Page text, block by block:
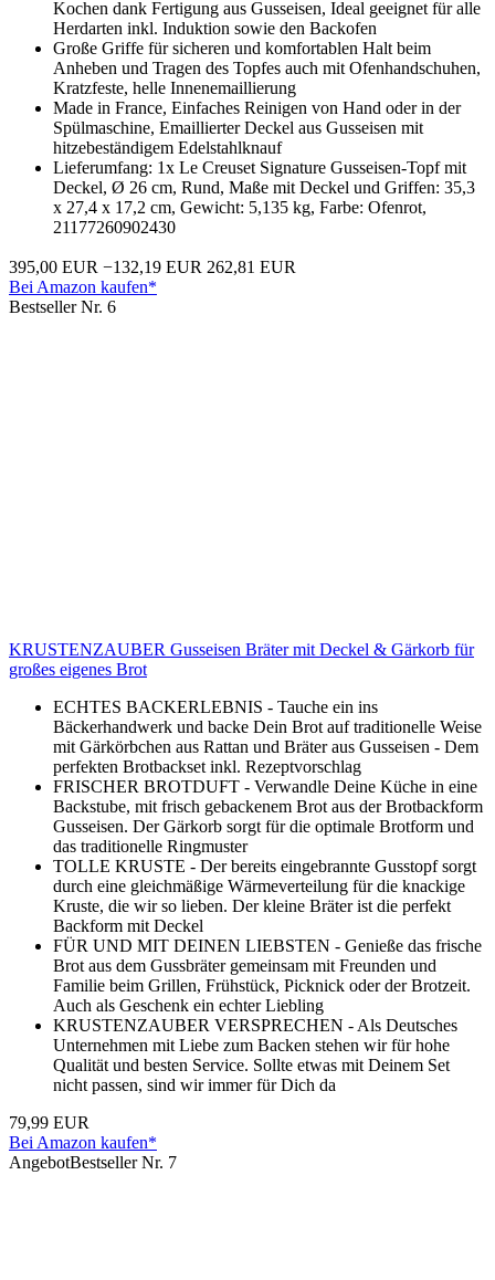
Kochen dank Fertigung aus Gusseisen, Ideal geeignet für alle
Herdarten inkl. Induktion sowie den Backofen
Große Griffe für sicheren und komfortablen Halt beim
Anheben und Tragen des Topfes auch mit Ofenhandschuhen,
Kratzfeste, helle Innenemaillierung
Made in France, Einfaches Reinigen von Hand oder in der
Spülmaschine, Emaillierter Deckel aus Gusseisen mit
hitzebeständigem Edelstahlknauf
Lieferumfang: 1x Le Creuset Signature Gusseisen-Topf mit
Deckel, Ø 26 cm, Rund, Maße mit Deckel und Griffen: 35,3
x 27,4 x 17,2 cm, Gewicht: 5,135 kg, Farbe: Ofenrot,
21177260902430
395,00 EUR −132,19 EUR 262,81 EUR
Bei Amazon kaufen*
Bestseller Nr. 6
KRUSTENZAUBER Gusseisen Bräter mit Deckel & Gärkorb für
großes eigenes Brot
ECHTES BACKERLEBNIS - Tauche ein ins
Bäckerhandwerk und backe Dein Brot auf traditionelle Weise
mit Gärkörbchen aus Rattan und Bräter aus Gusseisen - Dem
perfekten Brotbackset inkl. Rezeptvorschlag
FRISCHER BROTDUFT - Verwandle Deine Küche in eine
Backstube, mit frisch gebackenem Brot aus der Brotbackform
Gusseisen. Der Gärkorb sorgt für die optimale Brotform und
das traditionelle Ringmuster
TOLLE KRUSTE - Der bereits eingebrannte Gusstopf sorgt
durch eine gleichmäßige Wärmeverteilung für die knackige
Kruste, die wir so lieben. Der kleine Bräter ist die perfekt
Backform mit Deckel
FÜR UND MIT DEINEN LIEBSTEN - Genieße das frische
Brot aus dem Gussbräter gemeinsam mit Freunden und
Familie beim Grillen, Frühstück, Picknick oder der Brotzeit.
Auch als Geschenk ein echter Liebling
KRUSTENZAUBER VERSPRECHEN - Als Deutsches
Unternehmen mit Liebe zum Backen stehen wir für hohe
Qualität und besten Service. Sollte etwas mit Deinem Set
nicht passen, sind wir immer für Dich da
79,99 EUR
Bei Amazon kaufen*
AngebotBestseller Nr. 7